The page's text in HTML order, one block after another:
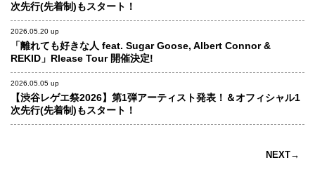
次先行(先着制)もスタート！
2026.05.20 up
「離れても好きな人 feat. Sugar Goose, Albert Connor &
REKID」Rlease Tour 開催決定!
2026.05.05 up
【渋谷レゲエ祭2026】第1弾アーティスト発表！＆オフィシャル1
次先行(先着制)もスタート！
NEXT→